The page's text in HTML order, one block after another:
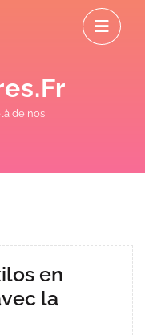
de nos
en
la